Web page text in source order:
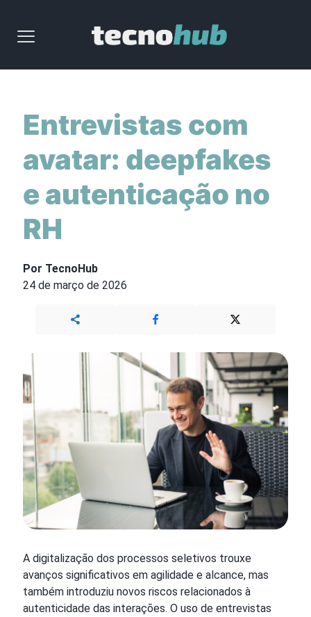
Entrevistas com
avatar: deepfakes
e autenticação no
RH
Por TecnoHub
24 de março de 2026
A digitalização dos processos seletivos trouxe
avanços significativos em agilidade e alcance, mas
também introduziu novos riscos relacionados à
autenticidade das interações. O uso de entrevistas